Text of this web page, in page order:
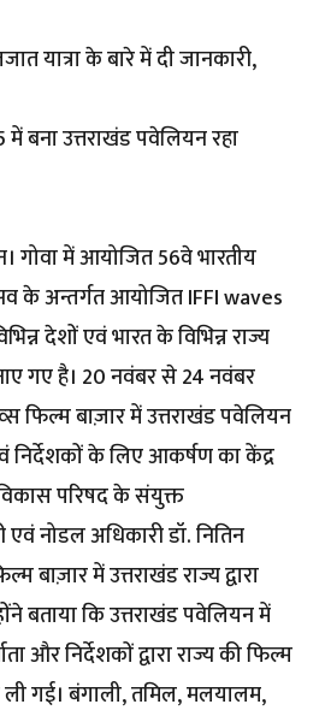
यात्रा के बारे में दी जानकारी,
बना उत्तराखंड पवेलियन रहा
गोवा में आयोजित 56वे भारतीय
के अन्तर्गत आयोजित IFFI waves
देशों एवं भारत के विभिन्न राज्य
गए है। 20 नवंबर से 24 नवंबर
फिल्म बाज़ार में उत्तराखंड पवेलियन
निर्देशकों के लिए आकर्षण का केंद्र
परिषद के संयुक्त
एवं नोडल अधिकारी डॉ. नितिन
बाज़ार में उत्तराखंड राज्य द्वारा
बताया कि उत्तराखंड पवेलियन में
और निर्देशकों द्वारा राज्य की फिल्म
ली गई। बंगाली, तमिल, मलयालम,